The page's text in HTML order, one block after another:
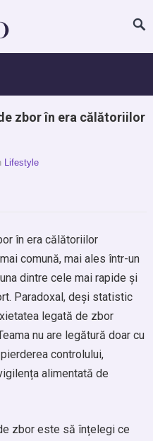
zbor în era călătoriilor
Lifestyle
în era călătoriilor
comună, mai ales într-un
dintre cele mai rapide și
Paradoxal, deși statistic
legată de zbor
nu are legătură doar cu
controlului,
alimentată de
zbor este să înțelegi ce